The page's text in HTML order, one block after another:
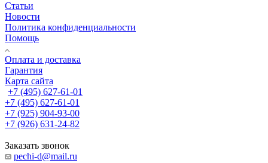
Статьи
Новости
Политика конфиденциальности
Помощь
Оплата и доставка
Гарантия
Карта сайта
+7 (495) 627-61-01
+7 (495) 627-61-01
+7 (925) 904-93-00
+7 (926) 631-24-82
Заказать звонок
pechi-d@mail.ru